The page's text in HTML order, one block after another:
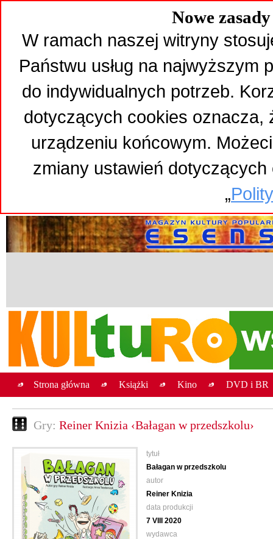
Nowe
W ramach naszej witryny
Państwu usług na najwyższym
do indywidualnych potrzeb.
dotyczących cookies oznacza,
urządzeniu końcowym.
zmiany ustawień
„
Strona główna Książki Kino DVD i BR
Gry: Reiner Knizia ‹Bałagan w przedszkolu›
tytuł
Bałagan w przedszkolu
autor
Reiner Knizia
data produkcji
7 VIII 2020
wydawca